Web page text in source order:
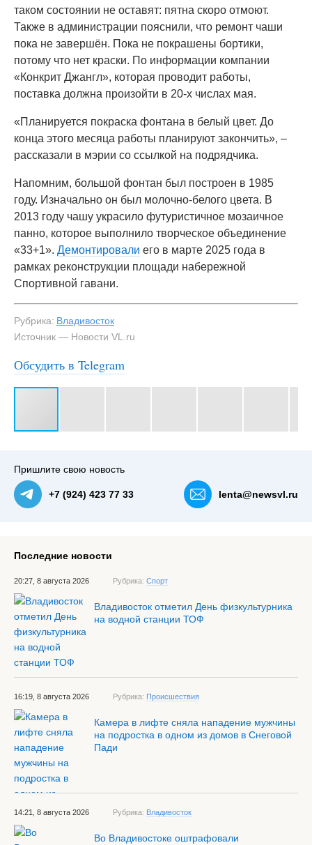
таком состоянии не оставят: пятна скоро отмоют.
Также в администрации пояснили, что ремонт чаши
пока не завершён. Пока не покрашены бортики,
потому что нет краски. По информации компании
«Конкрит Джангл», которая проводит работы,
поставка должна произойти в 20-х числах мая.
«Планируется покраска фонтана в белый цвет. До
конца этого месяца работы планируют закончить», –
рассказали в мэрии со ссылкой на подрядчика.
Напомним, большой фонтан был построен в 1985
году. Изначально он был молочно-белого цвета. В
2013 году чашу украсило футуристичное мозаичное
панно, которое выполнило творческое объединение
«33+1». Демонтировали его в марте 2025 года в
рамках реконструкции площади набережной
Спортивной гавани.
Рубрика: Владивосток
Источник — Новости VL.ru
Обсудить в Telegram
Пришлите свою новость
+7 (924) 423 77 33 lenta@newsvl.ru
Последние новости
20:27, 8 августа 2026 Рубрика: Спорт
Владивосток отметил День физкультурника
на водной станции ТОФ
16:19, 8 августа 2026 Рубрика: Происшествия
Камера в лифте сняла нападение мужчины
на подростка в одном из домов в Снеговой
Пади
14:21, 8 августа 2026 Рубрика: Владивосток
Во Владивостоке оштрафовали